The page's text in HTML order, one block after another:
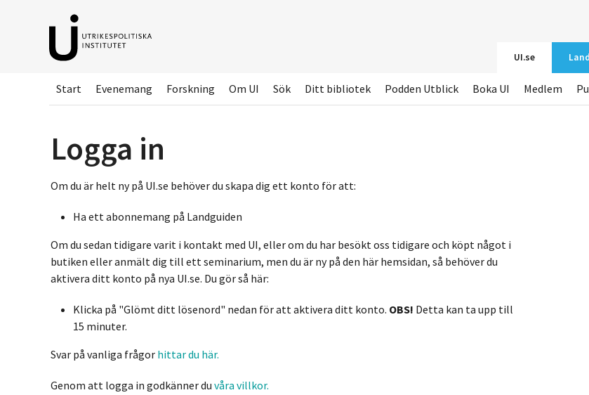
UI.se
Start Evenemang Forskning Om UI Sök Ditt bibliotek Podden Utblick Boka UI Medlem
Logga in
Om du är helt ny på UI.se behöver du skapa dig ett konto för att:
Ha ett abonnemang på Landguiden
Om du sedan tidigare varit i kontakt med UI, eller om du har besökt oss tidigare och köpt något i
butiken eller anmält dig till ett seminarium, men du är ny på den här hemsidan, så behöver du
aktivera ditt konto på nya UI.se. Du gör så här:
Klicka på "Glömt ditt lösenord" nedan för att aktivera ditt konto. OBS! Detta kan ta upp till
15 minuter.
Svar på vanliga frågor hittar du här.
Genom att logga in godkänner du våra villkor.